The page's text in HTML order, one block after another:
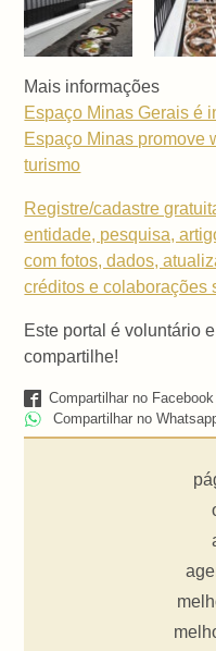
Mais informações
Espaço Minas Gerais é
Espaço Minas promove
turismo
Registre/cadastre
entidade, pesquisa,
com fotos, dados,
créditos e colaborações
Este portal é voluntário
compartilhe!
Compartilhar no Facebook
Compartilhar no